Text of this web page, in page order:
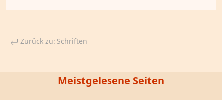
Zurück zu: Schriften
Meistgelesene Seiten